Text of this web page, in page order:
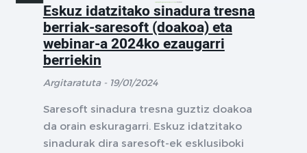
Eskuz idatzitako sinadura tresna
berriak-saresoft (doakoa) eta
webinar-a 2024ko ezaugarri
berriekin
Argitaratuta - 19/01/2024
Saresoft sinadura tresna guztiz doakoa
da orain eskuragarri. Eskuz idatzitako
sinadurak dira saresoft-ek esklusiboki